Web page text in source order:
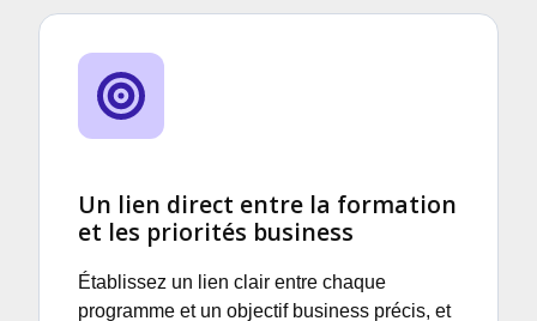
Un lien direct entre la formation
et les priorités business
Établissez un lien clair entre chaque
programme et un objectif business précis, et